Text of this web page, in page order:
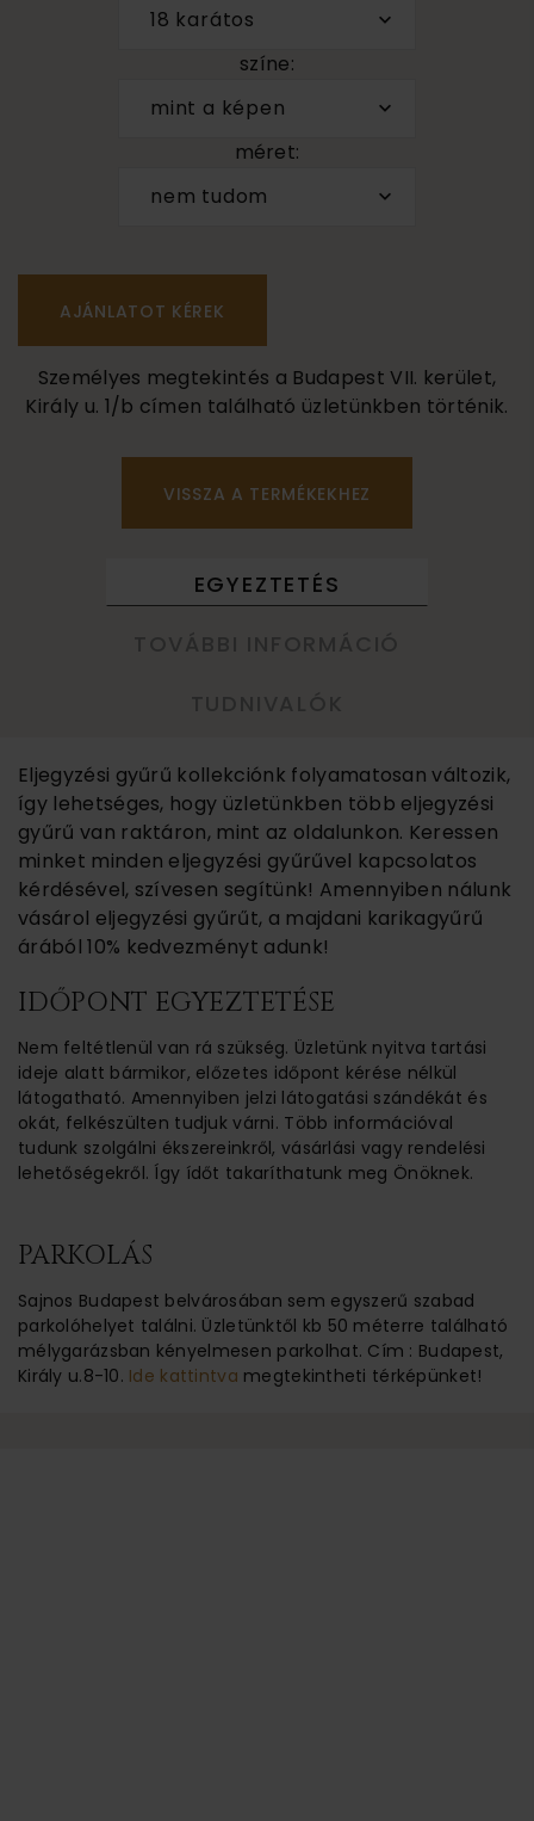
18 karátos
színe:
mint a képen
méret:
nem tudom
Személyes megtekintés a Budapest VII. kerület,
Király u. 1/b címen található üzletünkben történik.
VISSZA A TERMÉKEKHEZ
EGYEZTETÉS
Eljegyzési gyűrű kollekciónk folyamatosan változik,
így lehetséges, hogy üzletünkben több eljegyzési
gyűrű van raktáron, mint az oldalunkon. Keressen
minket minden eljegyzési gyűrűvel kapcsolatos
kérdésével, szívesen segítünk! Amennyiben nálunk
vásárol eljegyzési gyűrűt, a majdani karikagyűrű
árából 10% kedvezményt adunk!
IDŐPONT EGYEZTETÉSE
Nem feltétlenül van rá szükség. Üzletünk nyitva tartási
ideje alatt bármikor, előzetes időpont kérése nélkül
látogatható. Amennyiben jelzi látogatási szándékát és
okát, felkészülten tudjuk várni. Több információval
tudunk szolgálni ékszereinkről, vásárlási vagy rendelési
lehetőségekről. Így ídőt takaríthatunk meg Önöknek.
PARKOLÁS
Sajnos Budapest belvárosában sem egyszerű szabad
parkolóhelyet találni. Üzletünktől kb 50 méterre található
mélygarázsban kényelmesen parkolhat. Cím : Budapest,
Király u.8-10. Ide kattintva megtekintheti térképünket!